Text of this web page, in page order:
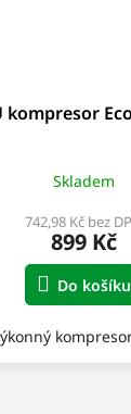
kompresor
Skladem
742,98 Kč bez
899 Kč
Do košíku